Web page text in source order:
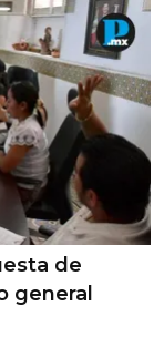
de
general